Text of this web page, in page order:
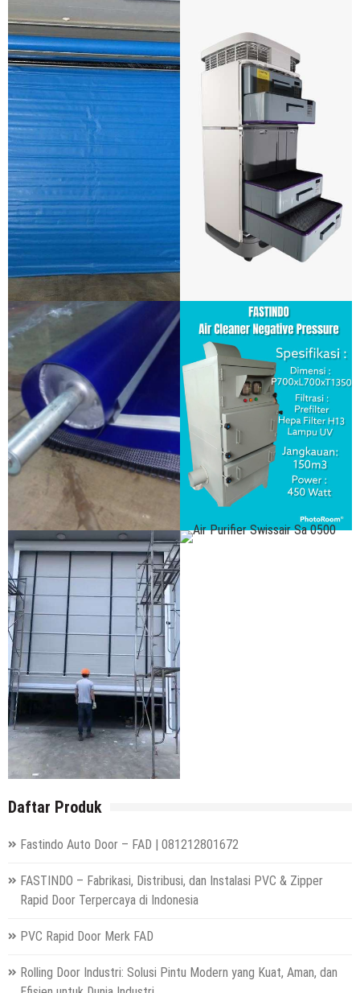
Daftar Produk
Fastindo Auto Door – FAD | 081212801672
FASTINDO – Fabrikasi, Distribusi, dan Instalasi PVC & Zipper
Rapid Door Terpercaya di Indonesia
PVC Rapid Door Merk FAD
Rolling Door Industri: Solusi Pintu Modern yang Kuat, Aman, dan